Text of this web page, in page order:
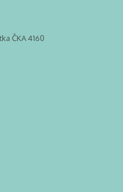
ČKA 4160